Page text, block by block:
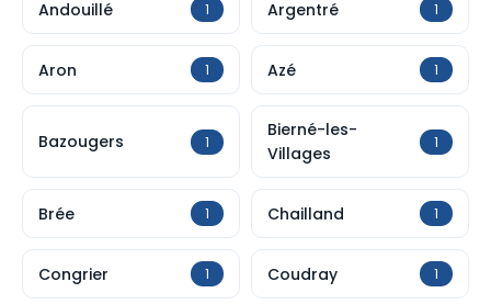
Andouillé 1 Argentré 1
Aron 1 Azé 1
Bazougers 1
Bierné-les-
Villages
1
Brée 1 Chailland 1
Congrier 1 Coudray 1